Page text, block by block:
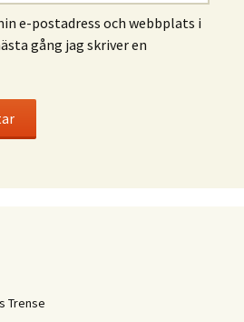
e-postadress och webbplats i
gång jag skriver en
Trense